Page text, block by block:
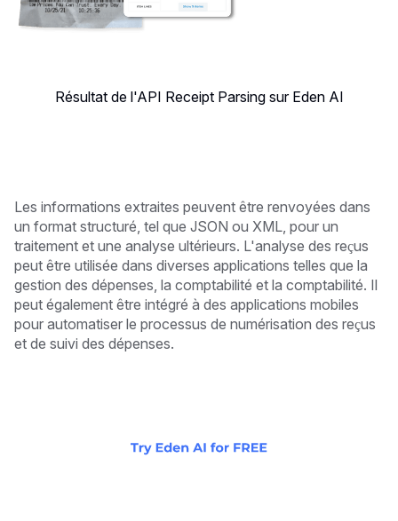
Résultat de l'API Receipt Parsing sur Eden AI
Les informations extraites peuvent être renvoyées dans
un format structuré, tel que JSON ou XML, pour un
traitement et une analyse ultérieurs. L'analyse des reçus
peut être utilisée dans diverses applications telles que la
gestion des dépenses, la comptabilité et la comptabilité. Il
peut également être intégré à des applications mobiles
pour automatiser le processus de numérisation des reçus
et de suivi des dépenses.